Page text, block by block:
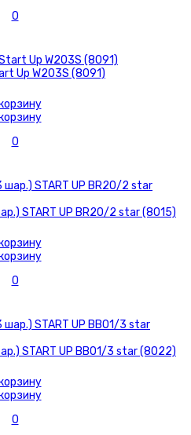
0
Up W203S (8091)
0
START UP BR20/2 star (8015)
0
START UP BB01/3 star (8022)
0